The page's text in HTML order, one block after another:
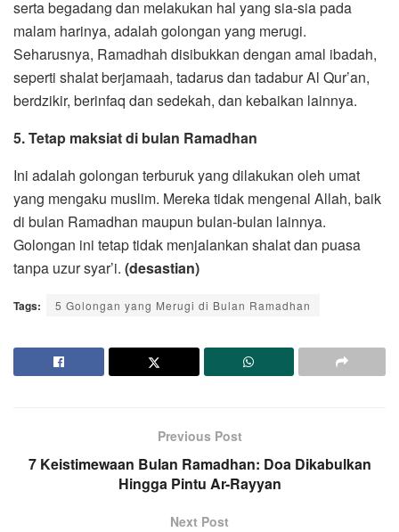
serta begadang dan melakukan hal yang sia-sia pada
malam harinya, adalah golongan yang merugi.
Seharusnya, Ramadhah disibukkan dengan amal ibadah,
seperti shalat berjamaah, tadarus dan tadabur Al Qur’an,
berdzikir, berinfaq dan sedekah, dan kebaikan lainnya.
5. Tetap maksiat di bulan Ramadhan
Ini adalah golongan terburuk yang dilakukan oleh umat
yang mengaku muslim. Mereka tidak mengenal Allah, baik
di bulan Ramadhan maupun bulan-bulan lainnya.
Golongan ini tetap tidak menjalankan shalat dan puasa
tanpa uzur syar’i. (desastian)
Tags: 5 Golongan yang Merugi di Bulan Ramadhan
Previous Post
7 Keistimewaan Bulan Ramadhan: Doa Dikabulkan
Hingga Pintu Ar-Rayyan
Next Post